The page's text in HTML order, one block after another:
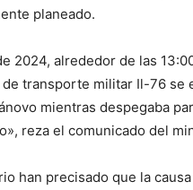
planeado.
2024, alrededor de las
de transporte militar Il-76 se
mientras despegaba
reza el comunicado del
han precisado que la